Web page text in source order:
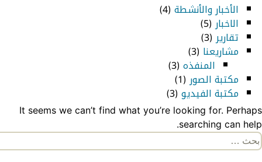
الأخبار والأنشطة (4)
الاخبار(5)
تقارير(3)
مشاريعنا (3)
المنفذه (3)
مكتبة الصور(1)
مكتبة الفيديو (3)
It seems we can’t find what you’re looking for. Perhaps
searching can help.
البحث
عن: